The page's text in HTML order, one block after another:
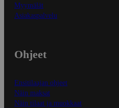
Myymälät
Asiakaspalvelu
Ohjeet
Ensitilaajan ohjeet
Näin maksat
Näin tilaat ja muokkaat